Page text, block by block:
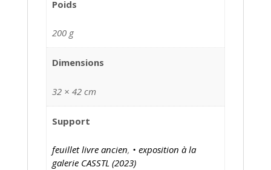
Poids
200 g
Dimensions
32 × 42 cm
Support
feuillet livre ancien, • exposition à la
galerie CASSTL (2023)